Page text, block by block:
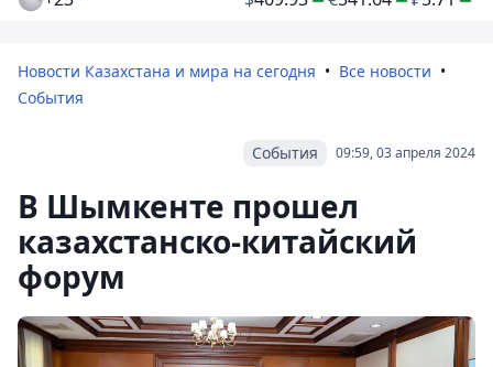
Новости Казахстана и мира на сегодня
Все новости
События
09:59, 03 апреля 2024
События
В Шымкенте прошел
казахстанско-китайский
форум